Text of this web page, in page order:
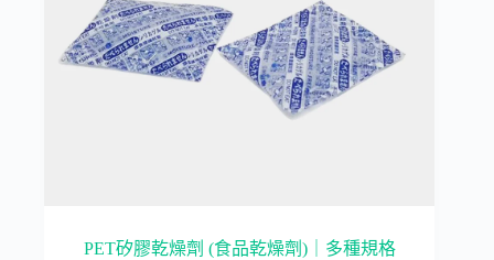
PET矽膠乾燥劑 (食品乾燥劑)｜多種規格